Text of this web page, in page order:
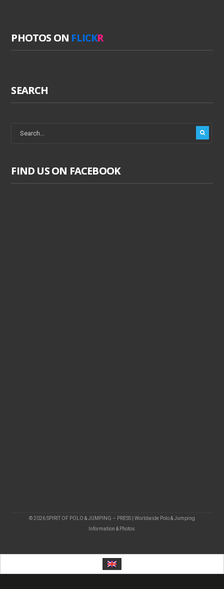
PHOTOS ON FLICKR
SEARCH
FIND US ON FACEBOOK
© 2026 SPIRIT OF POLO & JUMPING – PRESS | Worldwide Polo & Jumping
Information & Photos